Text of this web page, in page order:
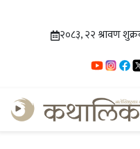
२०८३, २२ श्रावण